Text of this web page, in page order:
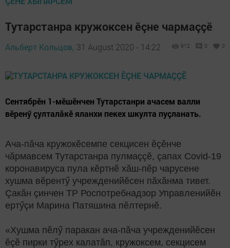
Тутарстанра кружоксен ӗçне чармаççӗ
Альберт Кольцов, 31 August 2020 - 14:22 912 0 0
Сентябрӗн 1-мӗшӗнчен Тутарстанри ачасем валли
вӗренӳ çулталăкӗ яланхи пекех шкулта пуçланать.
Ача-пăча кружокӗсемпе секцисен ӗçӗнче
чăрмавсем Тутарстанра пулмаççӗ, çапах Сovid-19
коронавируса пула кӗртнӗ хăш-пӗр чарусене
хушма вӗрентӳ учрежденийӗсен пăхăнма тивет.
Çакăн çинчен ТР Роспотребнадзор Управленийӗн
ертӳçи Марина Патяшина пӗлтернӗ.
«Хушма пӗлӳ паракан ача-пăча учрежденийӗсен
ӗçӗ пирки тӳрех калатăп, кружоксем, секцисем